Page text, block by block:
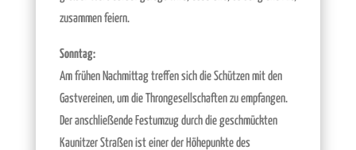
zusammen feiern.
Sonntag:
Am frühen Nachmittag treffen sich die Schützen mit den
Gastvereinen, um die Throngesellschaften zu empfangen.
Der anschließende Festumzug durch die geschmückten
Kaunitzer Straßen ist einer der Höhepunkte des